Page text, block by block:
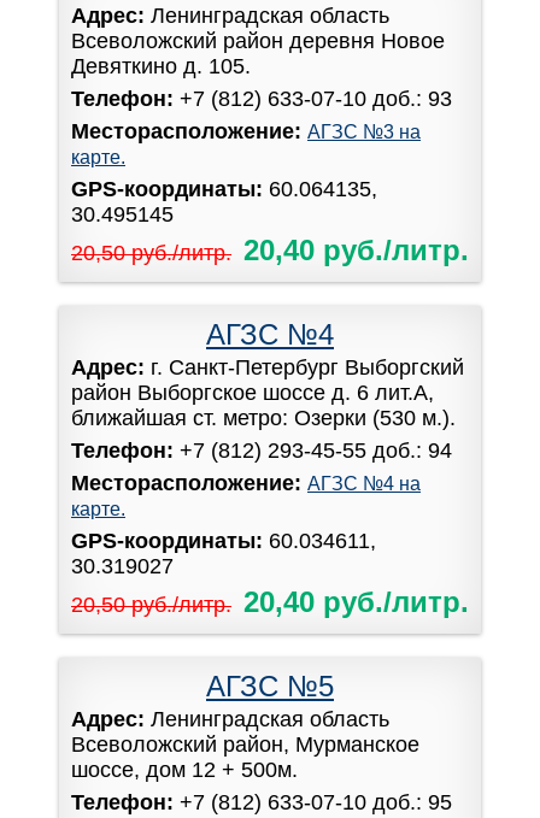
Адрес: Ленинградская область
Всеволожский район деревня Новое
Девяткино д. 105.
Телефон: +7 (812) 633-07-10 доб.: 93
Месторасположение: АГЗС №3 на
карте.
GPS-координаты: 60.064135,
30.495145
20,50 руб./литр. 20,40 руб./литр.
АГЗС №4
Адрес: г. Санкт-Петербург Выборгский
район Выборгское шоссе д. 6 лит.А,
ближайшая ст. метро: Озерки (530 м.).
Телефон: +7 (812) 293-45-55 доб.: 94
Месторасположение: АГЗС №4 на
карте.
GPS-координаты: 60.034611,
30.319027
20,50 руб./литр. 20,40 руб./литр.
АГЗС №5
Адрес: Ленинградская область
Всеволожский район, Мурманское
шоссе, дом 12 + 500м.
Телефон: +7 (812) 633-07-10 доб.: 95